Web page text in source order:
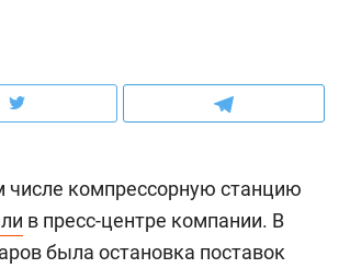
числе компрессорную станцию
в пресс-центре компании. В
была остановка поставок